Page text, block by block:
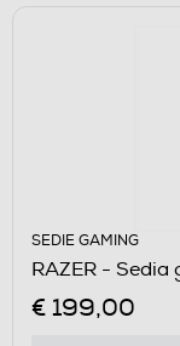
SEDIE GAMING
RAZER - Sedia
€ 199,00